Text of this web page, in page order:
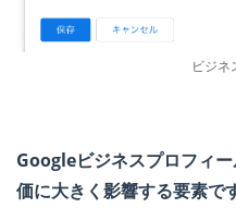
ビジネ
Googleビジネスプロフィ
価に大きく影響する要素で